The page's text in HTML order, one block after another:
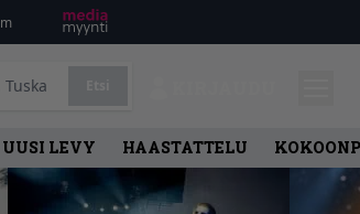
UUSI LEVY HAASTATTELU